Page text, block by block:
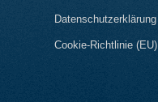
Datenschutzerklärung
Cookie-Richtlinie (EU)